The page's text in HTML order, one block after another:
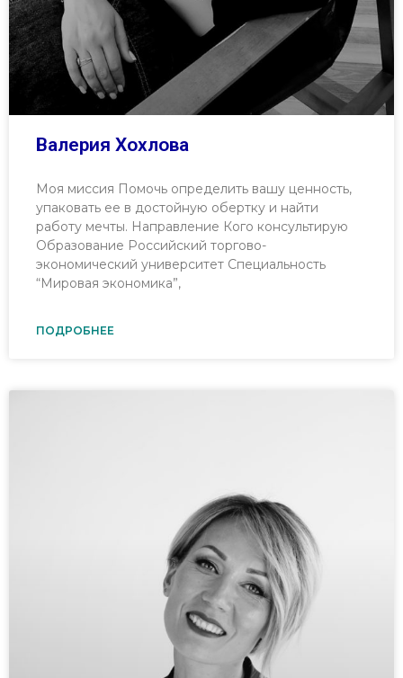
Валерия Хохлова
Моя миссия Помочь определить вашу ценность,
упаковать ее в достойную обертку и найти
работу мечты. Направление Кого консультирую
Образование Российский торгово-
экономический университет Специальность
“Мировая экономика”,
ПОДРОБНЕЕ